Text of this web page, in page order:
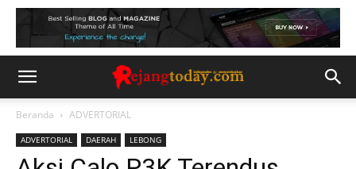
Beranda ADVERTORIAL
ADVERTORIAL DAERAH LEBONG